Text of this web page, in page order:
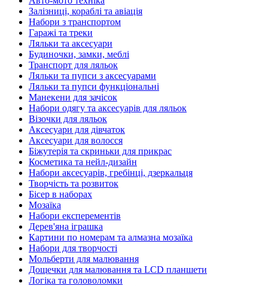
Залізниці, кораблі та авіація
Набори з транспортом
Гаражі та треки
Ляльки та аксесуари
Будиночки, замки, меблі
Транспорт для ляльок
Ляльки та пупси з аксесуарами
Ляльки та пупси функціональні
Манекени для зачісок
Набори одягу та аксесуарів для ляльок
Візочки для ляльок
Аксесуари для дівчаток
Аксесуари для волосся
Біжутерія та скриньки для прикрас
Косметика та нейл-дизайн
Набори аксесуарів, гребінці, дзеркальця
Творчість та розвиток
Бісер в наборах
Мозаїка
Набори експерементів
Дерев'яна іграшка
Картини по номерам та алмазна мозаїка
Набори для творчості
Мольберти для малювання
Дощечки для малювання та LCD планшети
Логіка та головоломки